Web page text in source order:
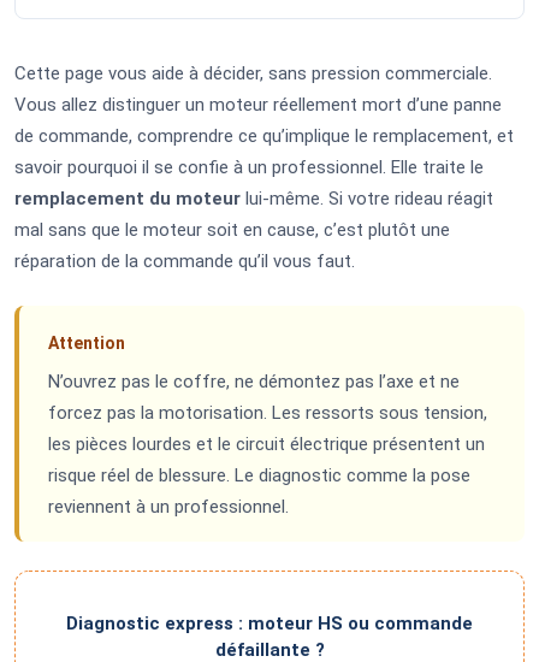
Cette page vous aide à décider, sans pression commerciale.
Vous allez distinguer un moteur réellement mort d’une panne
de commande, comprendre ce qu’implique le remplacement, et
savoir pourquoi il se confie à un professionnel. Elle traite le
remplacement du moteur lui-même. Si votre rideau réagit
mal sans que le moteur soit en cause, c’est plutôt une
réparation de la commande qu’il vous faut.
Attention
N’ouvrez pas le coffre, ne démontez pas l’axe et ne
forcez pas la motorisation. Les ressorts sous tension,
les pièces lourdes et le circuit électrique présentent un
risque réel de blessure. Le diagnostic comme la pose
reviennent à un professionnel.
Diagnostic express : moteur HS ou commande
défaillante ?